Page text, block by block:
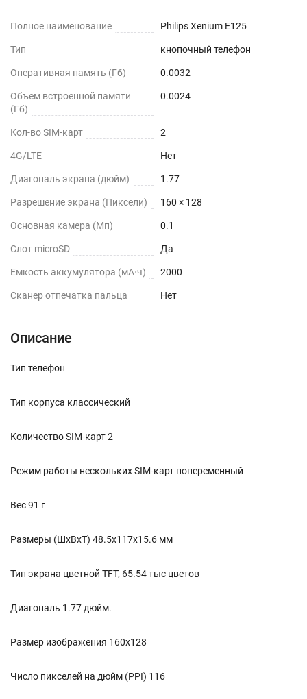
Полное наименование Philips Xenium E125
Тип кнопочный телефон
Оперативная память (Гб) 0.0032
Объем встроенной памяти
(Гб)
0.0024
Кол-во SIM-карт 2
4G/LTE Нет
Диагональ экрана (дюйм) 1.77
Разрешение экрана (Пиксели) 160 × 128
Основная камера (Мп) 0.1
Слот microSD Да
Емкость аккумулятора (мА⋅ч) 2000
Сканер отпечатка пальца Нет
Описание
Тип телефон
Тип корпуса классический
Количество SIM-карт 2
Режим работы нескольких SIM-карт попеременный
Вес 91 г
Размеры (ШxВxТ) 48.5x117x15.6 мм
Тип экрана цветной TFT, 65.54 тыс цветов
Диагональ 1.77 дюйм.
Размер изображения 160x128
Число пикселей на дюйм (PPI) 116